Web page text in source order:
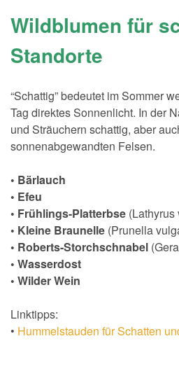
Wildblumen für
Standorte
“Schattig” bedeutet im Sommer
Tag direktes Sonnenlicht. In der
und Sträuchern schattig, aber
sonnenabgewandten Felsen.
• Bärlauch
• Efeu
• Frühlings-Platterbse (Lathyrus
• Kleine Braunelle (Prunella
• Roberts-Storchschnabel
• Wasserdost
• Wilder Wein
Linktipps:
• Hummelstauden für Schatten